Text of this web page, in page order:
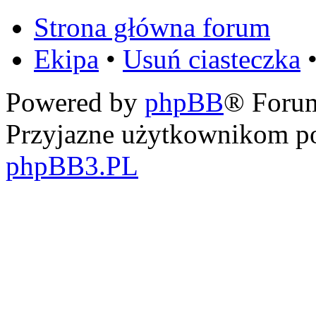
Strona główna forum
Ekipa • Usuń ciasteczka
Powered by phpBB®
Przyjazne użytkownikom
phpBB3.PL